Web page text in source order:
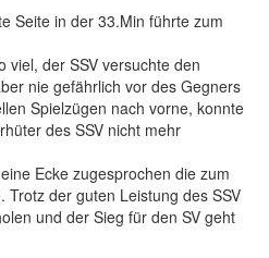
Seite in der 33.Min führte zum
viel, der SSV versuchte den
nie gefährlich vor des Gegners
Spielzügen nach vorne, konnte
des SSV nicht mehr
Ecke zugesprochen die zum
der guten Leistung des SSV
und der Sieg für den SV geht